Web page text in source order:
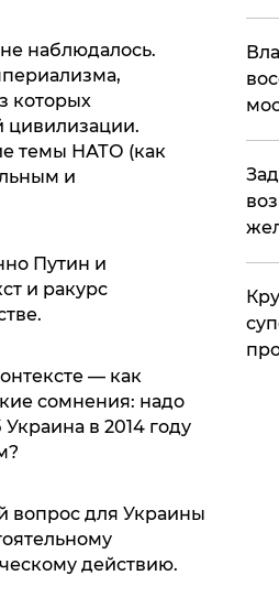
наблюдалось.
которых
цивилизации.
темы НАТО (как
и
Путин и
и ракурс
— как
сомнения: надо
в 2014 году
вопрос для Украины
действию.